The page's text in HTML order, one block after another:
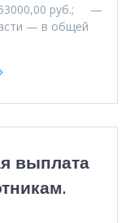
руб.; —
— в общей
выплата